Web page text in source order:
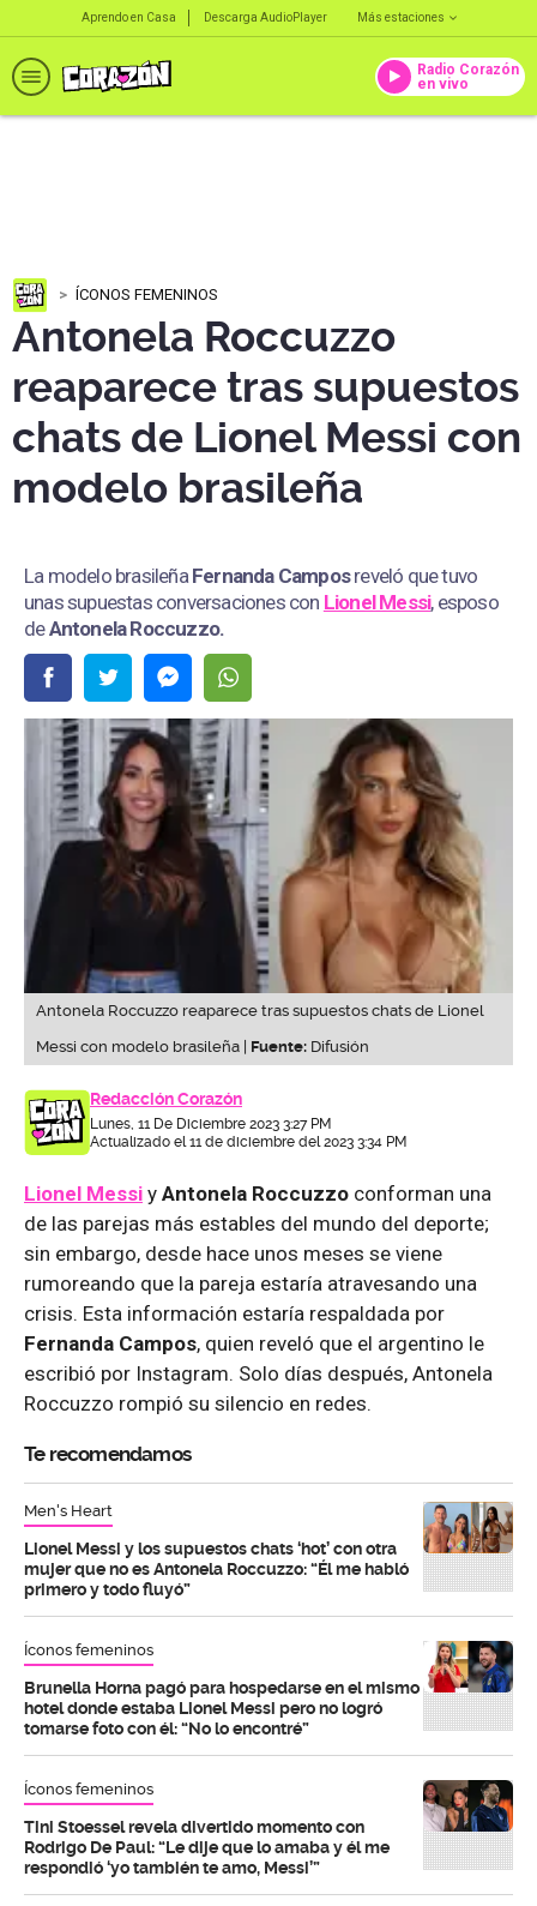
Aprendo en Casa Descarga AudioPlayer Más estaciones
Radio Corazón
en vivo
ÍCONOS FEMENINOS
Antonela Roccuzzo
reaparece tras supuestos
chats de Lionel Messi con
modelo brasileña
La modelo brasileñaFernanda Camposreveló que tuvo
unas supuestas conversaciones con Lionel Messi, esposo
deAntonela Roccuzzo.
Antonela Roccuzzo reaparece tras supuestos chats de Lionel
Messi con modelo brasileña | Fuente: Difusión
Redacción Corazón
Lunes, 11 De Diciembre 2023 3:27 PM
Actualizado el 11 de diciembre del 2023 3:34 PM
Lionel Messi y Antonela Roccuzzo conforman una
de las parejas más estables del mundo del deporte;
sin embargo, desde hace unos meses se viene
rumoreando que la pareja estaría atravesando una
crisis. Esta información estaría respaldada por
Fernanda Campos, quien reveló que el argentino le
escribió por Instagram. Solo días después, Antonela
Roccuzzo rompió su silencio en redes.
Te recomendamos
Men's Heart
Lionel Messi y los supuestos chats ‘hot’ con otra
mujer que no es Antonela Roccuzzo: “Él me habló
primero y todo fluyó”
Íconos femeninos
Brunella Horna pagó para hospedarse en el mismo
hotel donde estaba Lionel Messi pero no logró
tomarse foto con él: “No lo encontré”
Íconos femeninos
Tini Stoessel revela divertido momento con
Rodrigo De Paul: “Le dije que lo amaba y él me
respondió ‘yo también te amo, Messi’”